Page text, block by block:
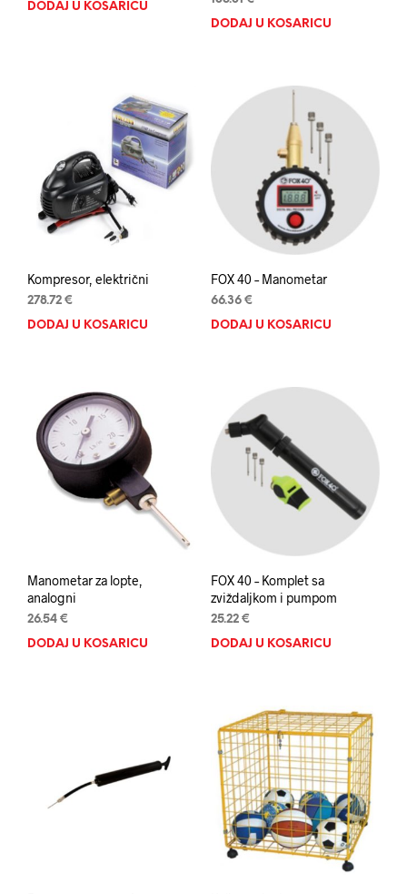
DODAJ U KOŠARICU
DODAJ U KOŠARICU
Kompresor, električni
278.72 €
DODAJ U KOŠARICU
FOX 40 – Manometar
66.36 €
DODAJ U KOŠARICU
Manometar za lopte,
analogni
26.54 €
DODAJ U KOŠARICU
FOX 40 – Komplet sa
zviždaljkom i pumpom
25.22 €
DODAJ U KOŠARICU